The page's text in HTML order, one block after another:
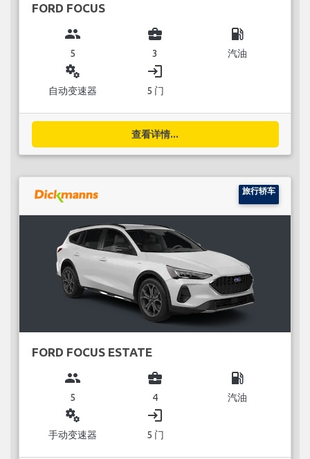
FORD FOCUS
group
5
business_center
3
local_gas_station
汽油
miscellaneous_services
自动变速器
login
5 门
查看详情...
旅行轿车
FORD FOCUS ESTATE
group
5
business_center
4
local_gas_station
汽油
miscellaneous_services
手动变速器
login
5 门